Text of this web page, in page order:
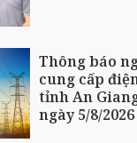
Thông báo
cung cấp
tỉnh An
ngày 5/8/2026